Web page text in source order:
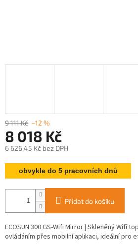
9 111 Kč –12 %
8 018 Kč
6 626,45 Kč bez DPH
Měrná
cena:obvykle do 5 pracovních dnů
Přidat do košíku
ECOSUN 300 GS-Wifi Mirror | Skleněný Wifi
ovládáním přes mobilní aplikaci, ideální pro